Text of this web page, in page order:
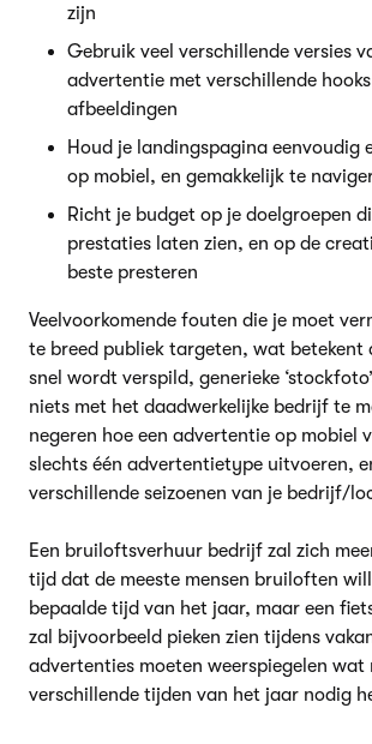
zijn
Gebruik veel verschillende versies
advertentie met verschillende
afbeeldingen
Houd je landingspagina eenvoudig
op mobiel, en gemakkelijk te
Richt je budget op je doelgroepen
prestaties laten zien, en op de
beste presteren
Veelvoorkomende fouten die je moet
te breed publiek targeten, wat betekent
snel wordt verspild, generieke
niets met het daadwerkelijke bedrijf te
negeren hoe een advertentie op mobiel
slechts één advertentietype uitvoeren,
verschillende seizoenen van je bedrijf/
Een bruiloftsverhuur bedrijf zal zich
tijd dat de meeste mensen bruiloften
bepaalde tijd van het jaar, maar een
zal bijvoorbeeld pieken zien tijdens
advertenties moeten weerspiegelen wat
verschillende tijden van het jaar nodig